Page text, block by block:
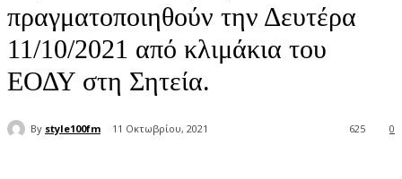
πραγματοποιηθούν την Δευτέρα
11/10/2021 από κλιμάκια του
ΕΟΔΥ στη Σητεία.
By style100fm 11 Οκτωβρίου, 2021 0
625